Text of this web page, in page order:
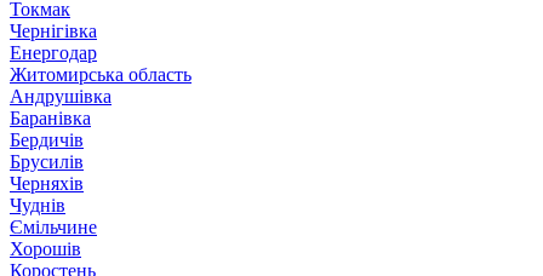
Токмак
Чернігівка
Енергодар
Житомирська область
Андрушівка
Баранівка
Бердичів
Брусилів
Черняхів
Чуднів
Ємільчине
Хорошів
Коростень